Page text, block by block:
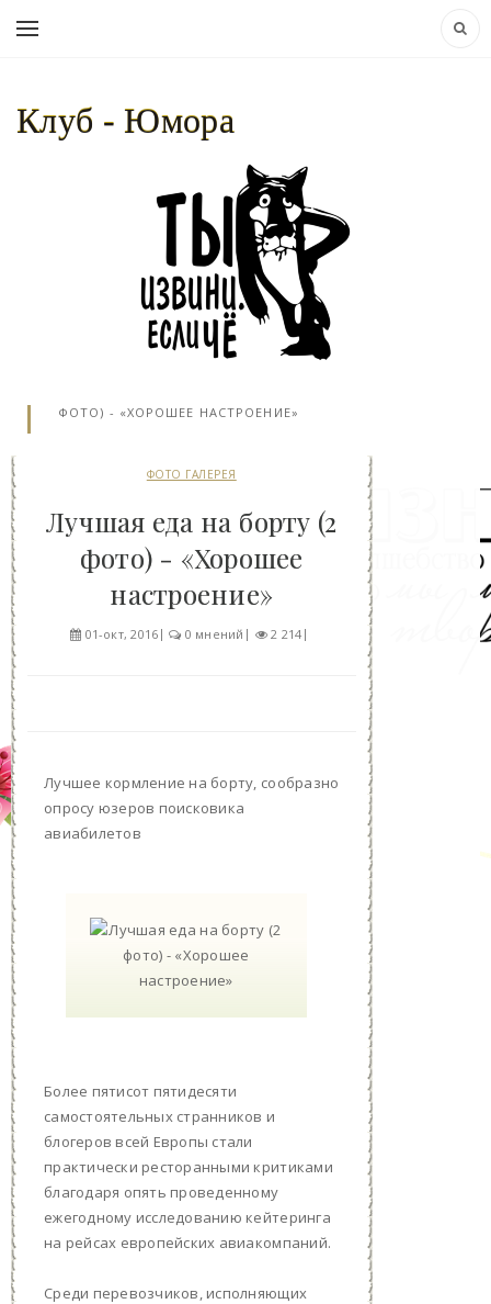
Клуб - Юмора
ФОТО) - «ХОРОШЕЕ НАСТРОЕНИЕ»
ФОТО ГАЛЕРЕЯ
Лучшая еда на борту (2
фото) - «Хорошее
настроение»
01-окт, 2016 0 мнений 2 214
Лучшее кормление на борту, сообразно
опросу юзеров поисковика
авиабилетов
Более пятисот пятидесяти
самостоятельных странников и
блогеров всей Европы стали
практически ресторанными критиками
благодаря опять проведенному
ежегодному исследованию кейтеринга
на рейсах европейских авиакомпаний.
Среди перевозчиков, исполняющих